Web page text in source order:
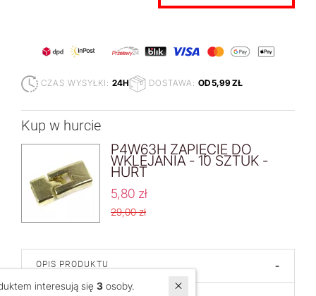
CZAS WYSYŁKI: 24H DOSTAWA: OD 5,99 ZŁ
Kup w hurcie
P4W63H ZAPIĘCIE DO
WKLEJANIA - 10 SZTUK -
HURT
5,80 zł
29,00 zł
OPIS PRODUKTU -
W ostatnich 7 dniach produktem interesują się3osoby.